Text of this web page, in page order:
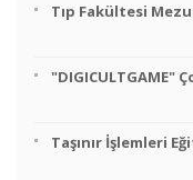
Tıp Fakültesi
"DIGICULTGAME"
Taşınır İşlemleri